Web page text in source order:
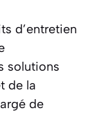
d’entretien
solutions
de la
de